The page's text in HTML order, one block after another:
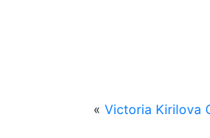
« Victoria Kirilova